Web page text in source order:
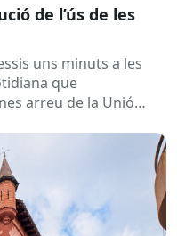
de l’ús de les
uns minuts a les
que
arreu de la Unió